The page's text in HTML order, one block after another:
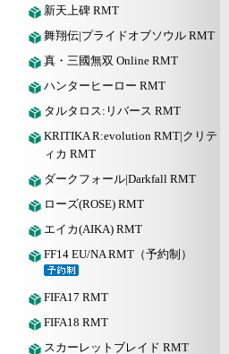
新天上碑 RMT
舞翔伝|プライドオブソウル RMT
真・三國無双 Online RMT
ハンターヒーロー RMT
タルタロス:リバース RMT
KRITIKA R:evolution RMT|クリテ
ィカ RMT
ダークフォール|Darkfall RMT
ローズ(ROSE) RMT
エイカ(AIKA) RMT
FF14 EU/NA RMT（予約制）
FIFA17 RMT
FIFA18 RMT
スカーレットブレイド RMT